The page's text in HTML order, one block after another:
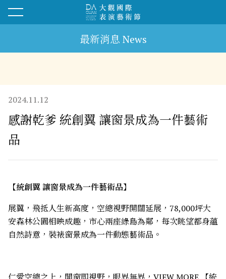
最新消息 News
2024.11.12
感謝乾爹 統創翼 讓窗景成為一件藝術
品
【統創翼 讓窗景成為一件藝術品】
展翼，飛抵人生新高度，空總視野開闊延展，78,000坪大
安森林公園相映成趣，市心兩座綠島為鄰，每次眺望都身蘊
自然詩意，裝裱窗景成為一件動態藝術品。